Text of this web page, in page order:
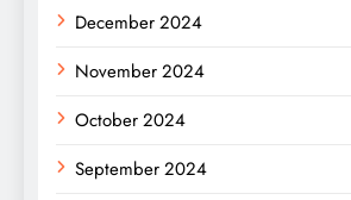
December 2024
November 2024
October 2024
September 2024